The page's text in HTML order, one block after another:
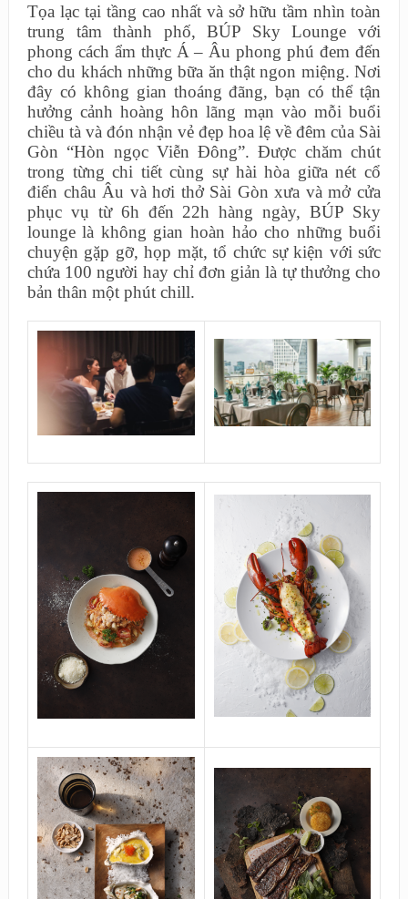
Tọa lạc tại tầng cao nhất và sở hữu tầm nhìn toàn
trung tâm thành phố, BÚP Sky Lounge với
phong cách ẩm thực Á – Âu phong phú đem đến
cho du khách những bữa ăn thật ngon miệng. Nơi
đây có không gian thoáng đãng, bạn có thể tận
hưởng cảnh hoàng hôn lãng mạn vào mỗi buổi
chiều tà và đón nhận vẻ đẹp hoa lệ về đêm của Sài
Gòn “Hòn ngọc Viễn Đông”. Được chăm chút
trong từng chi tiết cùng sự hài hòa giữa nét cổ
điển châu Âu và hơi thở Sài Gòn xưa và mở cửa
phục vụ từ 6h đến 22h hàng ngày, BÚP Sky
lounge là không gian hoàn hảo cho những buổi
chuyện gặp gỡ, họp mặt, tổ chức sự kiện với sức
chứa 100 người hay chỉ đơn giản là tự thưởng cho
bản thân một phút chill.